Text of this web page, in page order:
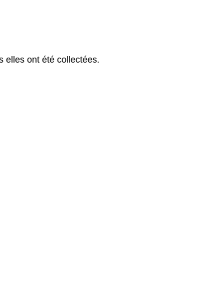
elles ont été collectées.